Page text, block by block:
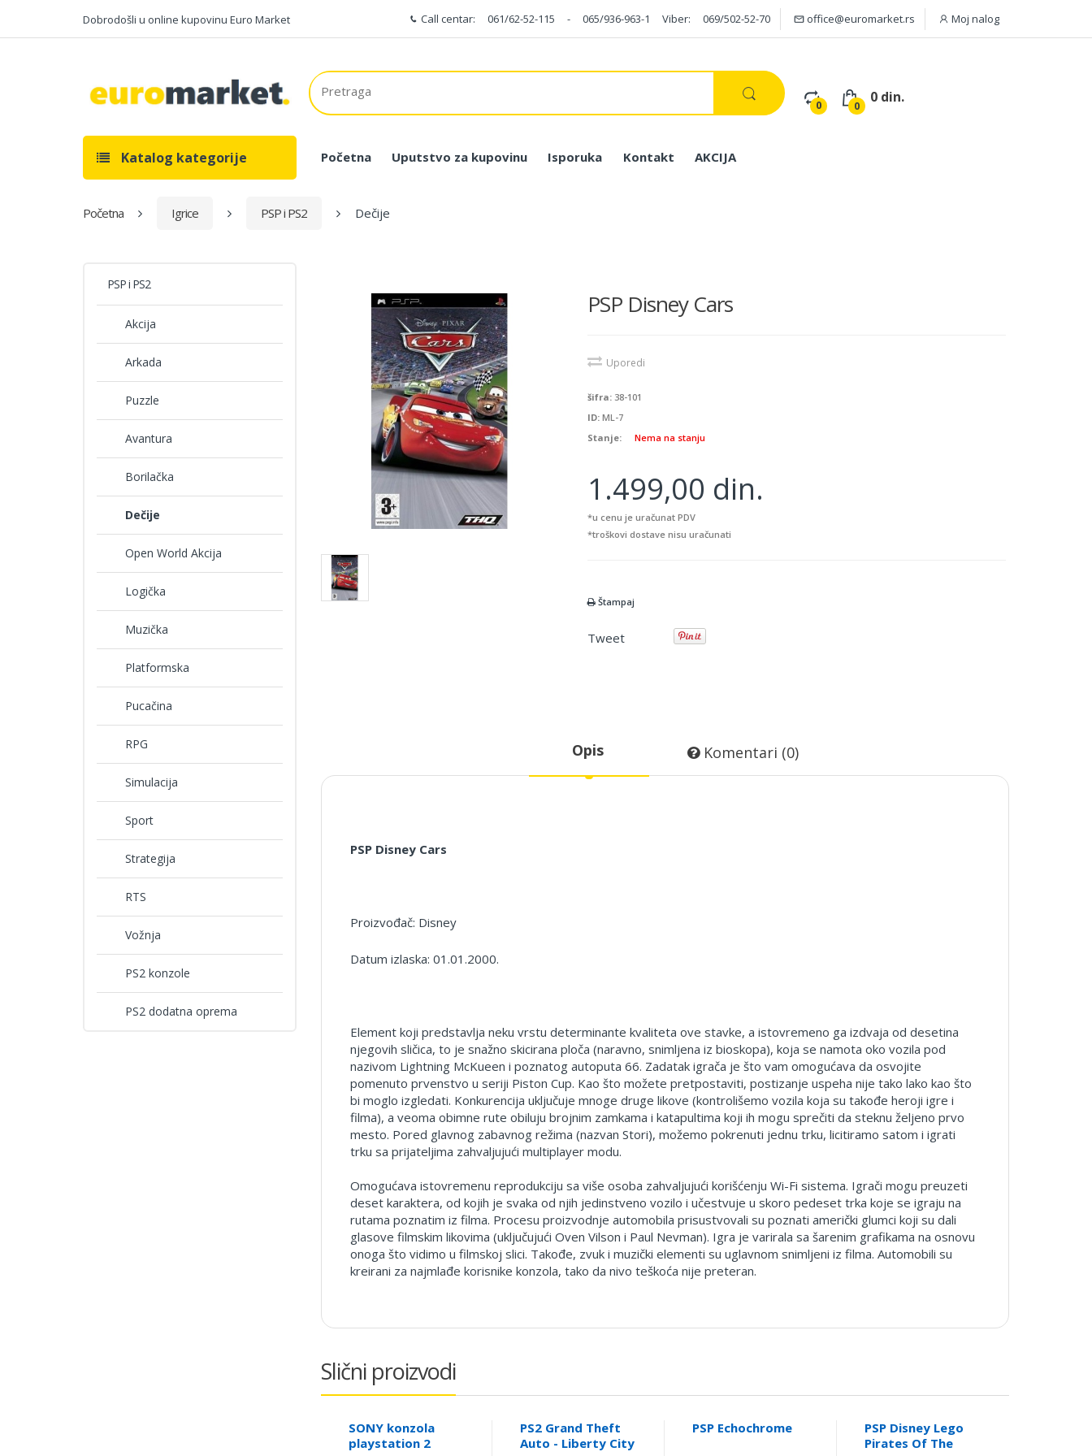
Dobrodošli u online kupovinu Euro Market Call centar: 061/62-52-115 - 065/936-963-1 Viber: 069/502-52-70 office@euromarket.rs Moj nalog
0 0
0 din.
Katalog kategorije Početna Uputstvo za kupovinu Isporuka Kontakt AKCIJA
Početna Igrice PSP i PS2 Dečije
PSP i PS2
Akcija
Arkada
Puzzle
Avantura
Borilačka
Dečije
Open World Akcija
Logička
Muzička
Platformska
Pucačina
RPG
Simulacija
Sport
Strategija
RTS
Vožnja
PS2 konzole
PS2 dodatna oprema
PSP Disney Cars
Uporedi
šifra: 38-101
ID: ML-7
Stanje:
Nema na stanju
1.499,00 din.
*u cenu je uračunat PDV
*troškovi dostave nisu uračunati
Štampaj
Tweet
Opis Komentari (0)
PSP Disney Cars
Proizvođač: Disney
Datum izlaska: 01.01.2000.
Element koji predstavlja neku vrstu determinante kvaliteta ove stavke, a istovremeno ga izdvaja od desetina
njegovih sličica, to je snažno skicirana ploča (naravno, snimljena iz bioskopa), koja se namota oko vozila pod
nazivom Lightning McKueen i poznatog autoputa 66. Zadatak igrača je što vam omogućava da osvojite
pomenuto prvenstvo u seriji Piston Cup. Kao što možete pretpostaviti, postizanje uspeha nije tako lako kao što
bi moglo izgledati. Konkurencija uključuje mnoge druge likove (kontrolišemo vozila koja su takođe heroji igre i
filma), a veoma obimne rute obiluju brojnim zamkama i katapultima koji ih mogu sprečiti da steknu željeno prvo
mesto. Pored glavnog zabavnog režima (nazvan Stori), možemo pokrenuti jednu trku, licitiramo satom i igrati
trku sa prijateljima zahvaljujući multiplayer modu.
Omogućava istovremenu reprodukciju sa više osoba zahvaljujući korišćenju Wi-Fi sistema. Igrači mogu preuzeti
deset karaktera, od kojih je svaka od njih jedinstveno vozilo i učestvuje u skoro pedeset trka koje se igraju na
rutama poznatim iz filma. Procesu proizvodnje automobila prisustvovali su poznati američki glumci koji su dali
glasove filmskim likovima (uključujući Oven Vilson i Paul Nevman). Igra je varirala sa šarenim grafikama na osnovu
onoga što vidimo u filmskoj slici. Takođe, zvuk i muzički elementi su uglavnom snimljeni iz filma. Automobili su
kreirani za najmlađe korisnike konzola, tako da nivo teškoća nije preteran.
Slični proizvodi
SONY konzola
playstation 2
PS2 Grand Theft
Auto - Liberty City
PSP Echochrome
PSP Disney Lego
Pirates Of The